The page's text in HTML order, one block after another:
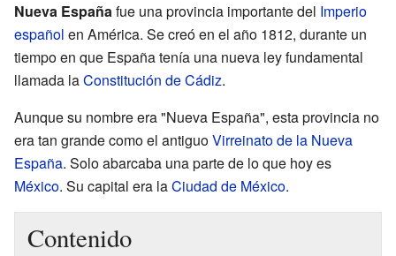
Nueva Españafue una provincia importante del Imperio
español en América. Se creó en el año 1812, durante un
tiempo en que España tenía una nueva ley fundamental
llamada laConstitución de Cádiz.
Aunque su nombre era "Nueva España", esta provincia no
era tan grande como el antiguoVirreinato de la Nueva
España. Solo abarcaba una parte de lo que hoy es
México. Su capital era laCiudad de México.
Contenido